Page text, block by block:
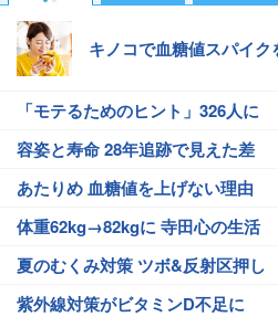
キノコで血糖値スパイク
「モテるためのヒント」326人に
容姿と寿命 28年追跡で見えた差
あたりめ 血糖値を上げない理由
体重62kg→82kgに 寺田心の生活
夏のむくみ対策 ツボ&反射区押し
紫外線対策がビタミンD不足に